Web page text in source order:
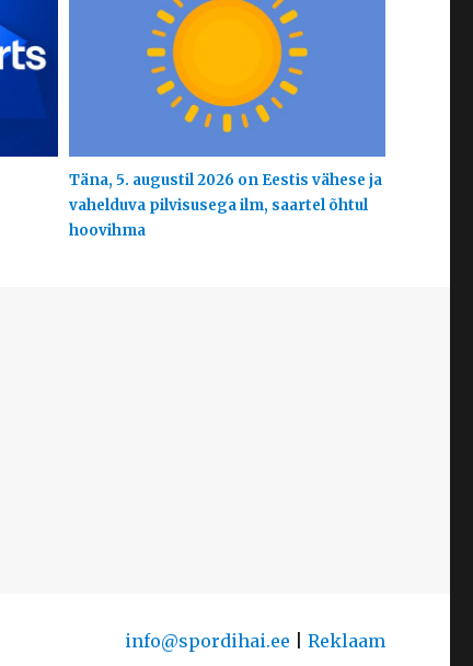
Täna, 5. augustil 2026 on Eestis vähese ja
vahelduva pilvisusega ilm, saartel õhtul
hoovihma
info@spordihai.ee Reklaam